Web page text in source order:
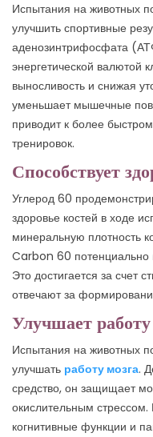
Испытания на животных
улучшить спортивные
аденозинтрифосфата
энергетической валютой
выносливость и снижая
уменьшает мышечные
приводит к более
тренировок.
Способствует
Углерод 60
здоровье костей в ходе
минеральную плотность
Carbon 60 потенциально
Это достигается за счет
отвечают за
Улучшает работу
Испытания на животных
улучшать работу мозга.
средство, он защищает
окислительным
когнитивные функции и